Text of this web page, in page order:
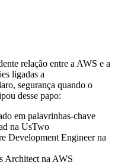
relação entre a AWS e a
ligadas a
segurança quando o
desse papo:
em palavrinhas-chave
na UsTwo
Development Engineer na
Architect na AWS